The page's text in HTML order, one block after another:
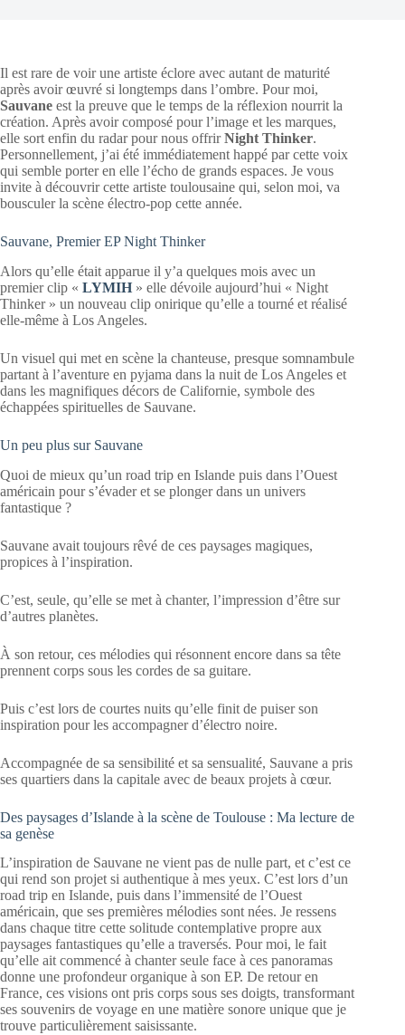
Il est rare de voir une artiste éclore avec autant de maturité
après avoir œuvré si longtemps dans l’ombre. Pour moi,
Sauvane est la preuve que le temps de la réflexion nourrit la
création. Après avoir composé pour l’image et les marques,
elle sort enfin du radar pour nous offrirNight Thinker.
Personnellement, j’ai été immédiatement happé par cette voix
qui semble porter en elle l’écho de grands espaces. Je vous
invite à découvrir cette artiste toulousaine qui, selon moi, va
bousculer la scène électro-pop cette année.
Sauvane, Premier EP Night Thinker
Alors qu’elle était apparue il y’a quelques mois avec un
premier clip « LYMIH » elle dévoile aujourd’hui « Night
Thinker » un nouveau clip onirique qu’elle a tourné et réalisé
elle-même à Los Angeles.
Un visuel qui met en scène la chanteuse, presque somnambule
partant à l’aventure en pyjama dans la nuit de Los Angeles et
dans les magnifiques décors de Californie, symbole des
échappées spirituelles de Sauvane.
Un peu plus sur Sauvane
Quoi de mieux qu’un road trip en Islande puis dans l’Ouest
américain pour s’évader et se plonger dans un univers
fantastique ?
Sauvane avait toujours rêvé de ces paysages magiques,
propices à l’inspiration.
C’est, seule, qu’elle se met à chanter, l’impression d’être sur
d’autres planètes.
À son retour, ces mélodies qui résonnent encore dans sa tête
prennent corps sous les cordes de sa guitare.
Puis c’est lors de courtes nuits qu’elle finit de puiser son
inspiration pour les accompagner d’électro noire.
Accompagnée de sa sensibilité et sa sensualité, Sauvane a pris
ses quartiers dans la capitale avec de beaux projets à cœur.
Des paysages d’Islande à la scène de Toulouse : Ma lecture de
sa genèse
L’inspiration de Sauvane ne vient pas de nulle part, et c’est ce
qui rend son projet si authentique à mes yeux. C’est lors d’un
road trip en Islande, puis dans l’immensité de l’Ouest
américain, que ses premières mélodies sont nées. Je ressens
dans chaque titre cette solitude contemplative propre aux
paysages fantastiques qu’elle a traversés. Pour moi, le fait
qu’elle ait commencé à chanter seule face à ces panoramas
donne une profondeur organique à son EP. De retour en
France, ces visions ont pris corps sous ses doigts, transformant
ses souvenirs de voyage en une matière sonore unique que je
trouve particulièrement saisissante.